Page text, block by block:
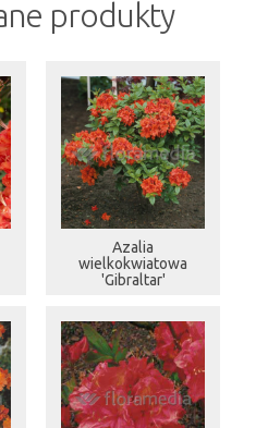
produkty
Azalia
wielkokwiatowa
'Gibraltar'